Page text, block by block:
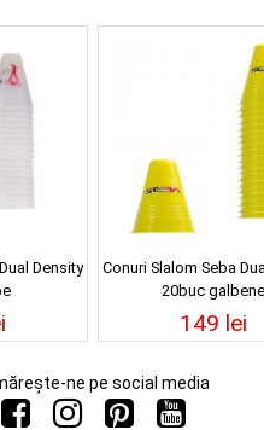
Density
Conuri Slalom Seba
20buc galbene
149 lei
ne pe social media